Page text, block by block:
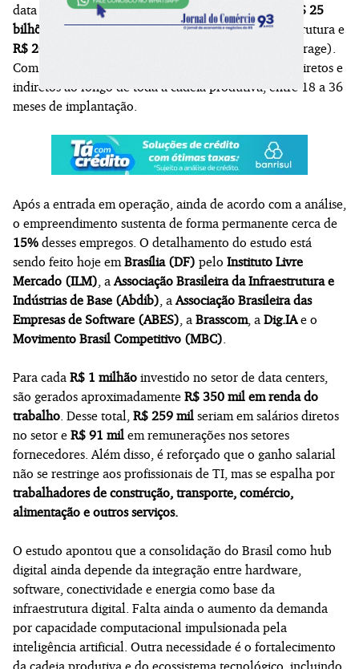
data center, é necessário um investimento total de
R$ 25
bilhões
, sendoR$ 5 bilhõesdo operador em infraestrutura e
R$ 20 bilhões
em computação (servidores, GPUs, storage).
Com isso, são estimados cerca de
diretos e
indiretos ao longo de toda a cadeia produtiva, entre 18 a 36
meses de implantação.
Após a entrada em operação, ainda de acordo com a análise,
o empreendimento sustenta de forma permanente cerca de
15% desses empregos. O detalhamento do estudo está
sendo feito hoje emBrasília (DF) pelo Instituto Livre
Mercado (ILM), aAssociação Brasileira da Infraestrutura e
Indústrias de Base (Abdib), aAssociação Brasileira das
Empresas de Software (ABES), a Brasscom, a Dig.IAe o
Movimento Brasil Competitivo (MBC).
Para cada R$ 1 milhão investido no setor de data centers,
são gerados aproximadamente R$ 350 mil em renda do
trabalho. Desse total, R$ 259 mil seriam em salários diretos
no setor e R$ 91 mil em remunerações nos setores
fornecedores. Além disso, é reforçado que o ganho salarial
não se restringe aos profissionais de TI, mas se espalha por
trabalhadores de construção, transporte, comércio,
alimentação e outros serviços.
O estudo apontou que a consolidação do Brasil como hub
digital ainda depende da integração entre hardware,
software, conectividade e energia como base da
infraestrutura digital. Falta ainda o aumento da demanda
por capacidade computacional impulsionada pela
inteligência artificial. Outra necessidade é o fortalecimento